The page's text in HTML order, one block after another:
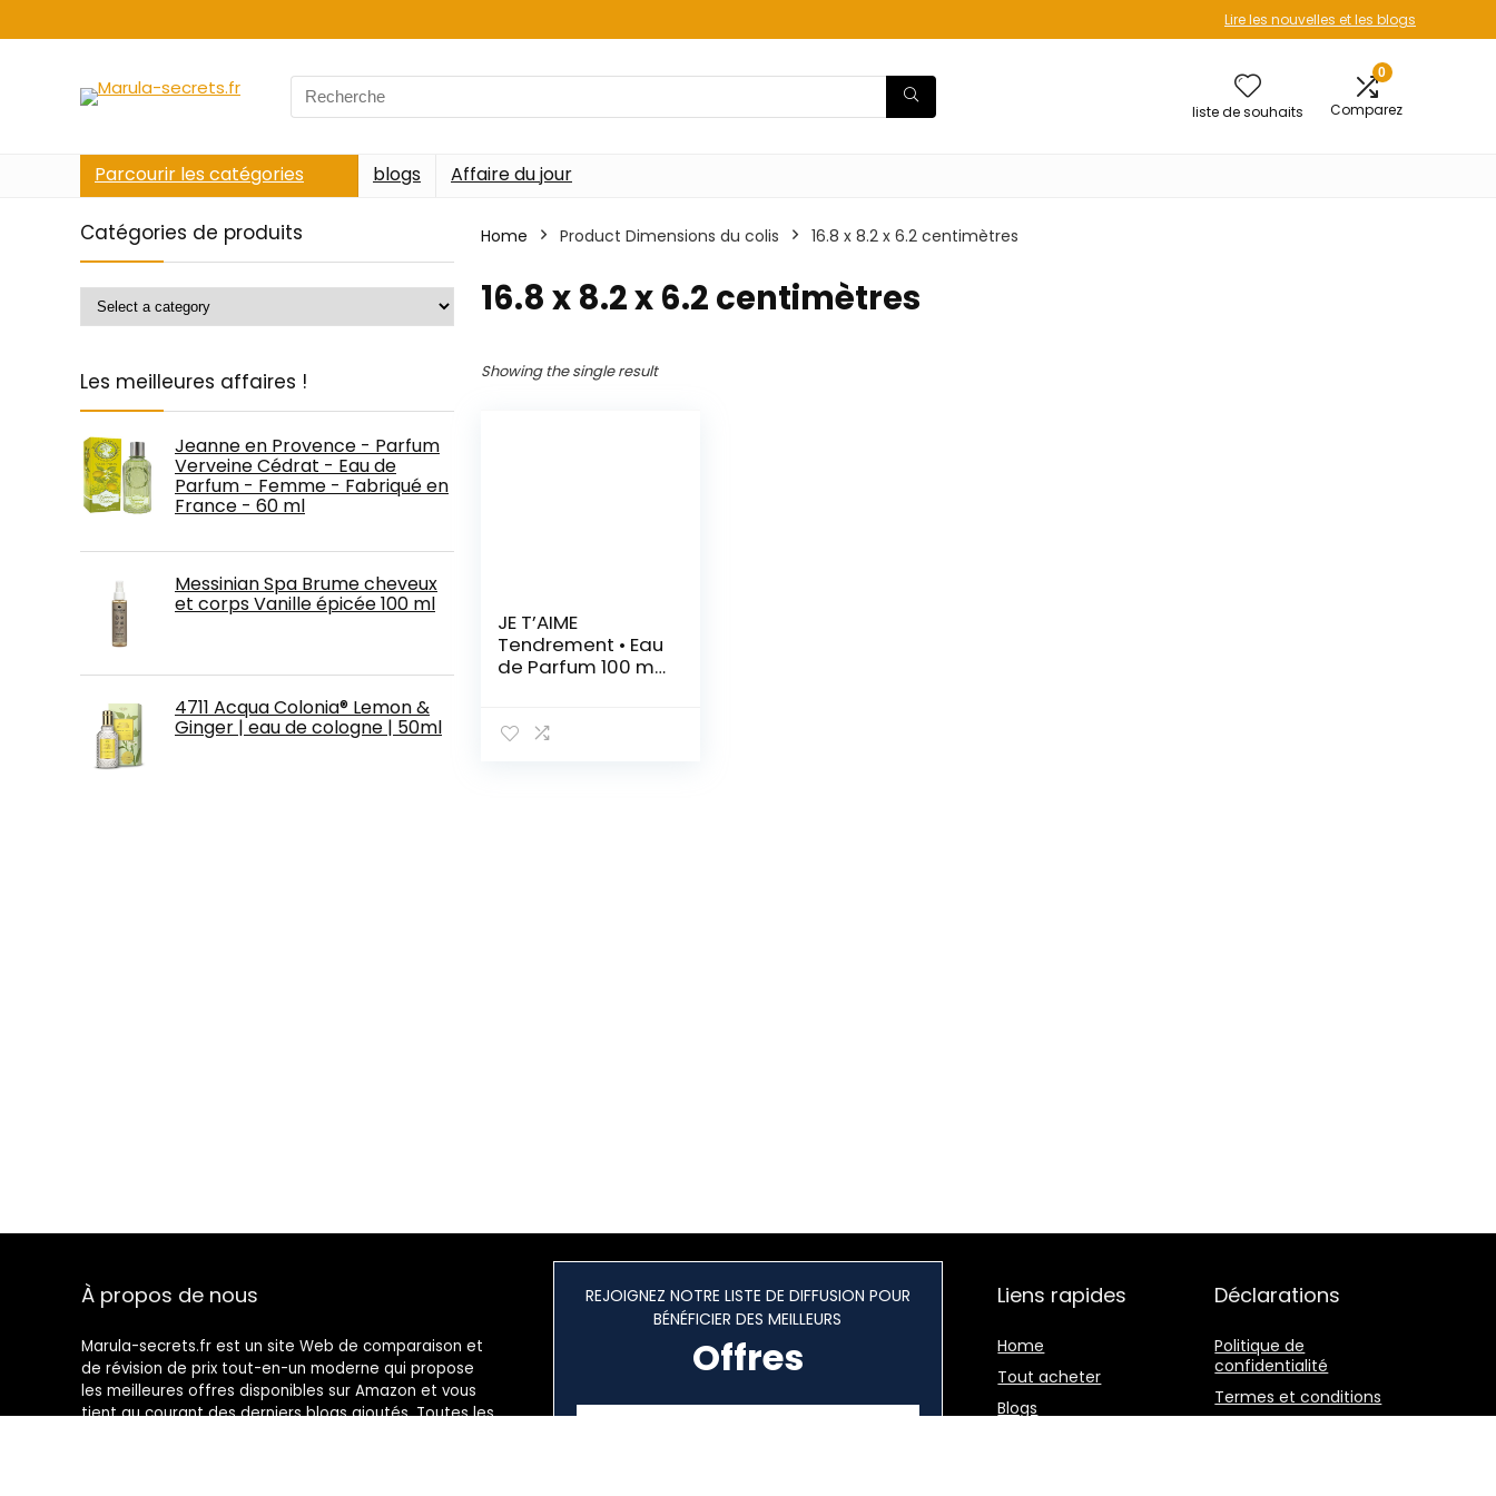
Lire les nouvelles et les blogs
Search
for:
liste de souhaits
0
Comparez
Parcourir les catégories blogs Affaire du jour
Catégories de produits
Les meilleures affaires !
Jeanne en Provence - Parfum
Verveine Cédrat - Eau de
Parfum - Femme - Fabriqué en
France - 60 ml
Messinian Spa Brume cheveux
et corps Vanille épicée 100 ml
4711 Acqua Colonia® Lemon &
Ginger | eau de cologne | 50ml
Home Product Dimensions du colis ‎16.8 x 8.2 x 6.2 centimètres
‎16.8 x 8.2 x 6.2 centimètres
Showing the single result
JE T’AIME
Tendrement • Eau
de Parfum 100 ml
EVAFLORPARIS
À propos de nous
Marula-secrets.fr est un site Web de comparaison et
de révision de prix tout-en-un moderne qui propose
les meilleures offres disponibles sur Amazon et vous
tient au courant des derniers blogs ajoutés. Toutes les
REJOIGNEZ NOTRE LISTE DE DIFFUSION POUR
BÉNÉFICIER DES MEILLEURS
Offres
Liens rapides
Home
Tout acheter
Blogs
Déclarations
Politique de
confidentialité
Termes et conditions